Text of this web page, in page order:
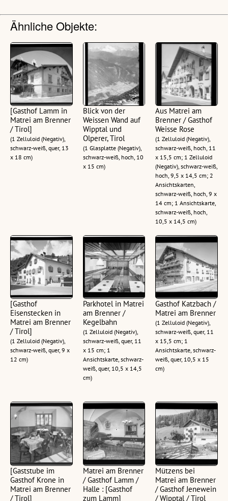
Ähnliche Objekte:
[Gasthof Lamm in
Matrei am Brenner
/ Tirol]
(1 Zelluloid (Negativ),
schwarz-weiß, quer, 13
x 18 cm)
Blick von der
Weissen Wand auf
Wipptal und
Olperer, Tirol
(1 Glasplatte (Negativ),
schwarz-weiß, hoch, 10
x 15 cm)
Aus Matrei am
Brenner / Gasthof
Weisse Rose
(1 Zelluloid (Negativ),
schwarz-weiß, hoch, 11
x 15,5 cm; 1 Zelluloid
(Negativ), schwarz-weiß,
hoch, 9,5 x 14,5 cm; 2
Ansichtskarten,
schwarz-weiß, hoch, 9 x
14 cm; 1 Ansichtskarte,
schwarz-weiß, hoch,
10,5 x 14,5 cm)
[Gasthof
Eisenstecken in
Matrei am Brenner
/ Tirol]
(1 Zelluloid (Negativ),
schwarz-weiß, quer, 9 x
12 cm)
Parkhotel in Matrei
am Brenner /
Kegelbahn
(1 Zelluloid (Negativ),
schwarz-weiß, quer, 11
x 15 cm; 1
Ansichtskarte, schwarz-
weiß, quer, 10,5 x 14,5
cm)
Gasthof Katzbach /
Matrei am Brenner
(1 Zelluloid (Negativ),
schwarz-weiß, quer, 11
x 15,5 cm; 1
Ansichtskarte, schwarz-
weiß, quer, 10,5 x 15
cm)
[Gaststube im
Gasthof Krone in
Matrei am Brenner
/ Tirol]
Matrei am Brenner
/ Gasthof Lamm /
Halle : [Gasthof
zum Lamm]
Mützens bei
Matrei am Brenner
/ Gasthof Jenewein
/ Wipptal / Tirol